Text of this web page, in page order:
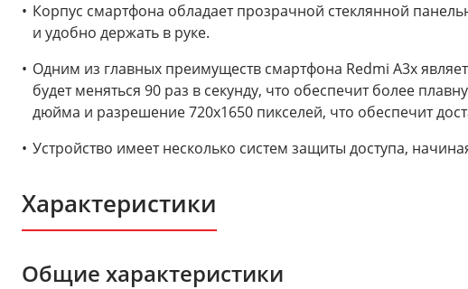
Корпус смартфона обладает прозрачной стеклянной
и удобно держать в руке.
Одним из главных преимуществ смартфона Redmi A3x
будет меняться 90 раз в секунду, что обеспечит более
дюйма и разрешение 720x1650 пикселей, что обеспечит
Устройство имеет несколько систем защиты доступа,
Характеристики
Общие характеристики